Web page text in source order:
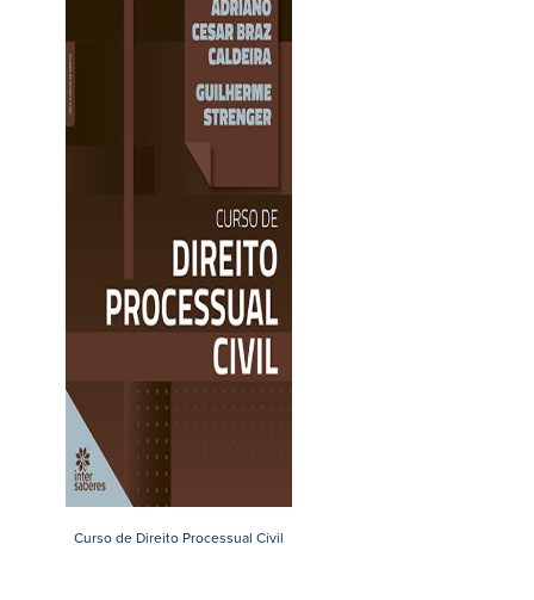
Curso de Direito Processual Civil